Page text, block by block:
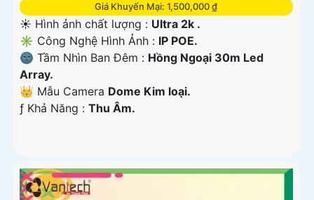
Giá Khuyến Mại: 1,500,000 ₫
☀️ Hình ảnh chất lượng : Ultra 2k .
✳️ Công Nghệ Hình Ảnh : IP POE.
🌚 Tầm Nhìn Ban Đêm : Hồng Ngoại 30m Led
Array.
👑 Mẫu Camera Dome Kim loại.
️ƒ Khả Năng : Thu Âm.